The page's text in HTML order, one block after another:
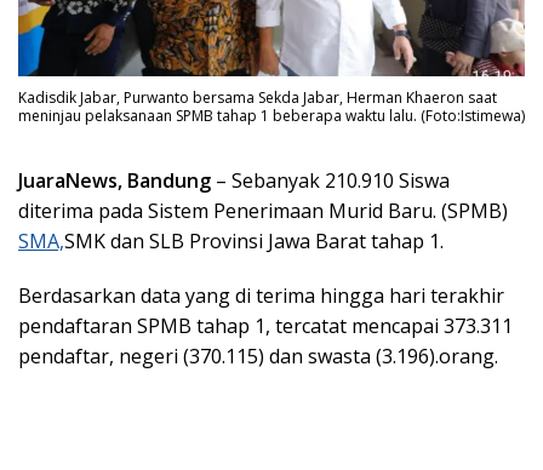
Kadisdik Jabar, Purwanto bersama Sekda Jabar, Herman Khaeron saat
meninjau pelaksanaan SPMB tahap 1 beberapa waktu lalu. (Foto:Istimewa)
JuaraNews, Bandung – Sebanyak 210.910 Siswa
diterima pada Sistem Penerimaan Murid Baru. (SPMB)
SMA,SMK dan SLB Provinsi Jawa Barat tahap 1.
Berdasarkan data yang di terima hingga hari terakhir
pendaftaran SPMB tahap 1, tercatat mencapai 373.311
pendaftar, negeri (370.115) dan swasta (3.196).orang.